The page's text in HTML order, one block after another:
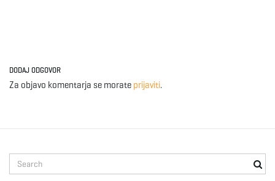
DODAJ ODGOVOR
Za objavo komentarja se morate prijaviti.
e